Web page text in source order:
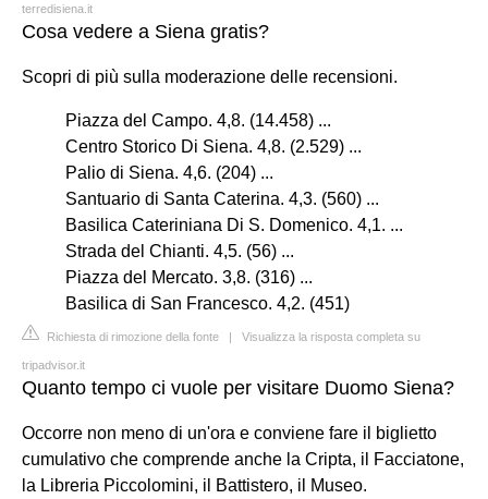
terredisiena.it
Cosa vedere a Siena gratis?
Scopri di più sulla moderazione delle recensioni.
Piazza del Campo. 4,8. (14.458) ...
Centro Storico Di Siena. 4,8. (2.529) ...
Palio di Siena. 4,6. (204) ...
Santuario di Santa Caterina. 4,3. (560) ...
Basilica Cateriniana Di S. Domenico. 4,1. ...
Strada del Chianti. 4,5. (56) ...
Piazza del Mercato. 3,8. (316) ...
Basilica di San Francesco. 4,2. (451)
Richiesta di rimozione della fonte | Visualizza la risposta completa su
tripadvisor.it
Quanto tempo ci vuole per visitare Duomo Siena?
Occorre non meno di un'ora e conviene fare il biglietto
cumulativo che comprende anche la Cripta, il Facciatone,
la Libreria Piccolomini, il Battistero, il Museo.